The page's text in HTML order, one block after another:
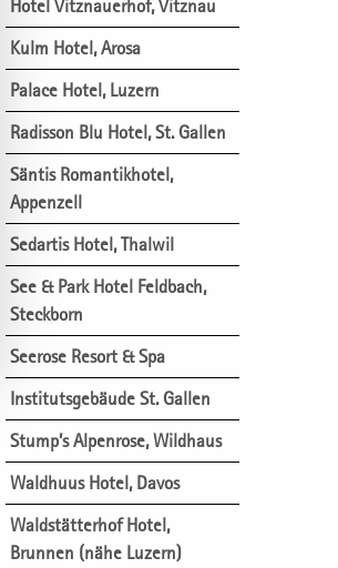
Hotel Vitznauerhof, Vitznau
Kulm Hotel, Arosa
Palace Hotel, Luzern
Radisson Blu Hotel, St. Gallen
Säntis Romantikhotel,
Appenzell
Sedartis Hotel, Thalwil
See & Park Hotel Feldbach,
Steckborn
Seerose Resort & Spa
Institutsgebäude St. Gallen
Stump’s Alpenrose, Wildhaus
Waldhuus Hotel, Davos
Waldstätterhof Hotel,
Brunnen (nähe Luzern)